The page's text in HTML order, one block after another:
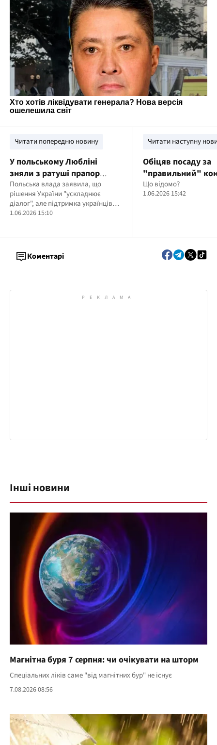
Читати попередню новину
У польському Любліні
зняли з ратуші прапор
України через надання
підрозділу ССО назви "імені
Героїв УПА"
Польська влада заявила, що
рішення України "ускладнює
діалог", але підтримка українців
залишиться незмінною.
1.06.2026 15:10
Читати наступну
Обіцяв посаду за
"правильний"
ексзаступника
підозрюють у
Що відомо?
1.06.2026 15:42
Коментарі
Інші новини
Магнітна буря 7 серпня: чи очікувати на шторм
Спеціальних ліків саме "від магнітних бур" не існує
7.08.2026 08:56